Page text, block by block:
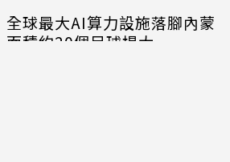
全球最大AI算力設施落腳內蒙
面積約20個足球場大